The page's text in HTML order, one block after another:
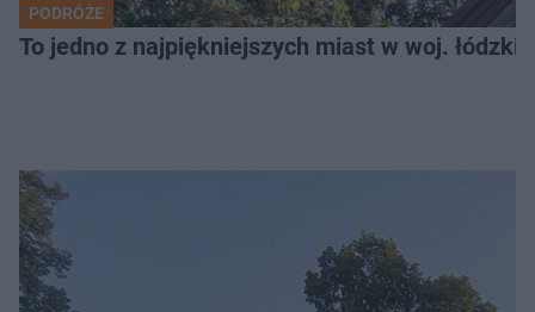
PODRÓŻE
To jedno z najpiękniejszych miast w woj.